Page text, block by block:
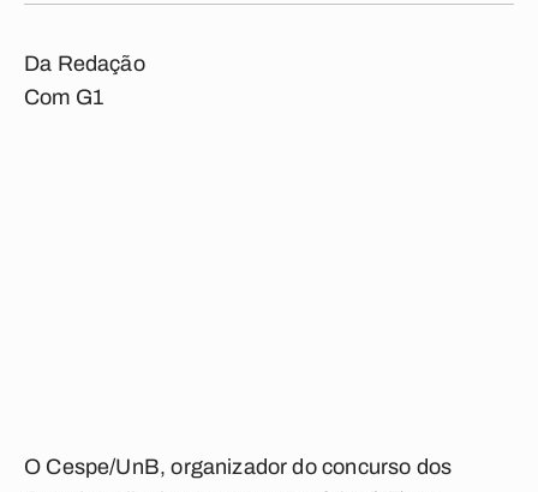
Da Redação
Com G1
O Cespe/UnB, organizador do concurso dos